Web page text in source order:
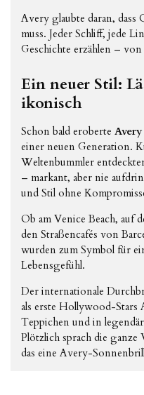
Avery glaubte daran, dass
muss. Jeder Schliff, jede
Geschichte erzählen –
Ein neuer Stil:
ikonisch
Schon bald eroberte
einer neuen Generation.
Weltenbummler
– markant, aber nie
und Stil ohne
Ob am Venice Beach, auf
den Straßencafés von
wurden zum Symbol für
Lebensgefühl.
Der internationale
als erste Hollywood-
Teppichen und in
Plötzlich sprach die ganze
das eine Avery-